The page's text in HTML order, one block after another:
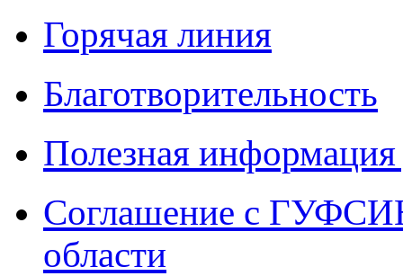
Горячая линия
Благотворительность
Полезная
Соглашение с
области